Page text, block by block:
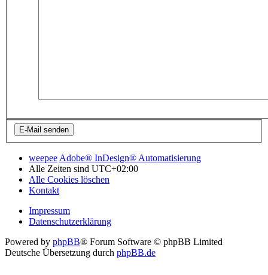
weepeeAdobe® InDesign® Automatisierung
Alle Zeiten sind UTC+02:00
Alle Cookies löschen
Kontakt
Impressum
Datenschutzerklärung
Powered by phpBB® Forum Software © phpBB Limited
Deutsche Übersetzung durch phpBB.de